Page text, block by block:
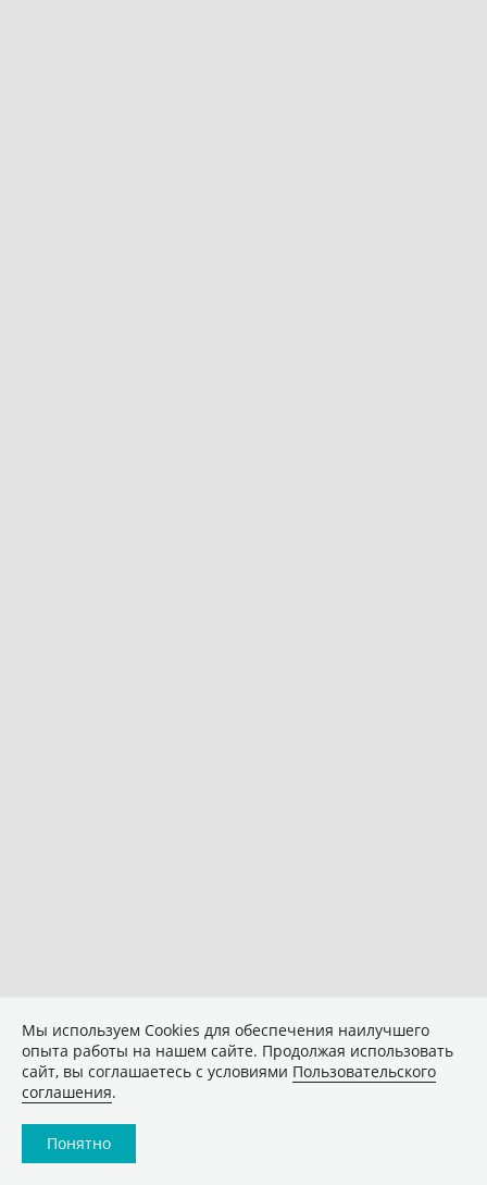
Мы используем Сookies для обеспечения наилучшего
опыта работы на нашем сайте. Продолжая использовать
сайт, вы соглашаетесь с условиями Пользовательского
соглашения.
Понятно